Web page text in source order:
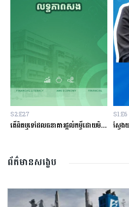
S2:E27
តើពិតឬទេដែលធនាគារផ្ដល់កម្ចីដោយមិនសិក្សាលើលទ្ធភាពសងត្រឡប់?
S1:E6
ព័ត៌មានសង្ខេប